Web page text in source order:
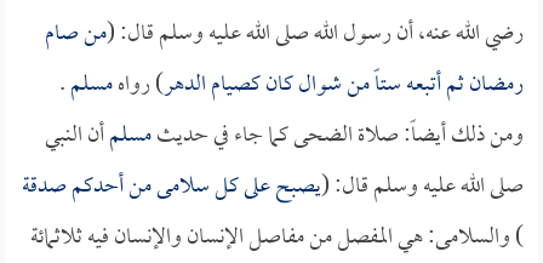
رضي الله عنه، أن رسول الله صلى الله عليه وسلم قال: (من صام
رمضان ثم أتبعه ستاً من شوال كان كصيام الدهر) رواهمسلم.
ومن ذلك أيضاً: صلاة الضحى كما جاء في حديثمسلمأن النبي
صلى الله عليه وسلم قال: (يصبح على كل سلامى من أحدكم صدقة
) والسلامى: هي المفصل من مفاصل الإنسان والإنسان فيه ثلاثمائة